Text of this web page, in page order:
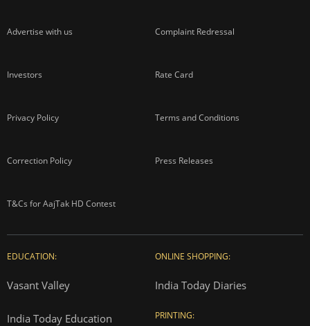
Advertise with us Complaint Redressal
Investors Rate Card
Privacy Policy Terms and Conditions
Correction Policy Press Releases
T&Cs for AajTak HD Contest
EDUCATION:
Vasant Valley
India Today Education
ONLINE SHOPPING:
India Today Diaries
PRINTING: